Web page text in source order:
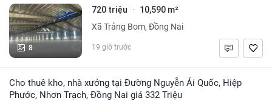
8
720 triệu · 10,590 m²
Xã Trảng Bom, Đồng Nai
19 giờ trước
Cho thuê kho, nhà xưởng tại Đường Nguyễn Ái Quốc, Hiệp
Phước, Nhơn Trạch, Đồng Nai giá 332 Triệu